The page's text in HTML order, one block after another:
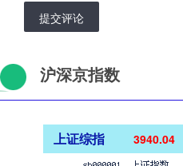
提交评论
沪深京指数
上证综指 3940.04